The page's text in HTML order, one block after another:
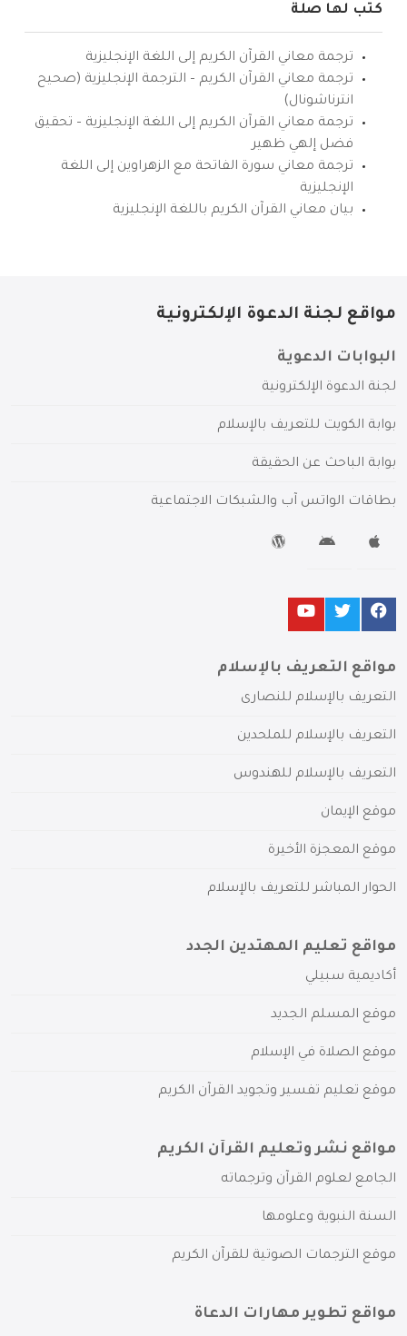
كتب لها صلة
ترجمة معاني القرآن الكريم إلى اللغة الإنجليزية
ترجمة معاني القرآن الكريم – الترجمة الإنجليزية (صحيح
انترناشونال)
ترجمة معاني القرآن الكريم إلى اللغة الإنجليزية – تحقيق
فضل إلهي ظهير
ترجمة معاني سورة الفاتحة مع الزهراوين إلى اللغة
الإنجليزية
بيان معاني القرآن الكريم باللغة الإنجليزية
مواقع لجنة الدعوة الإلكترونية
البوابات الدعوية
لجنة الدعوة الإلكترونية
بوابة الكويت للتعريف بالإسلام
بوابة الباحث عن الحقيقة
بطاقات الواتس آب والشبكات الاجتماعية
مواقع التعريف بالإسلام
التعريف بالإسلام للنصارى
التعريف بالإسلام للملحدين
التعريف بالإسلام للهندوس
موقع الإيمان
موقع المعجزة الأخيرة
الحوار المباشر للتعريف بالإسلام
مواقع تعليم المهتدين الجدد
أكاديمية سبيلي
موقع المسلم الجديد
موقع الصلاة في الإسلام
موقع تعليم تفسير وتجويد القرآن الكريم
مواقع نشر وتعليم القرآن الكريم
الجامع لعلوم القرآن وترجماته
السنة النبوية وعلومها
موقع الترجمات الصوتية للقرآن الكريم
مواقع تطوير مهارات الدعاة